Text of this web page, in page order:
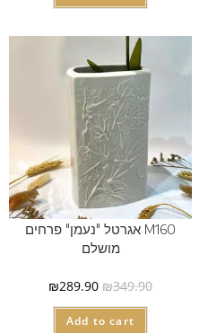
M160 אגרטל "נעמן" פרחים
מושלם
₪349.90
₪289.90
Add to cart